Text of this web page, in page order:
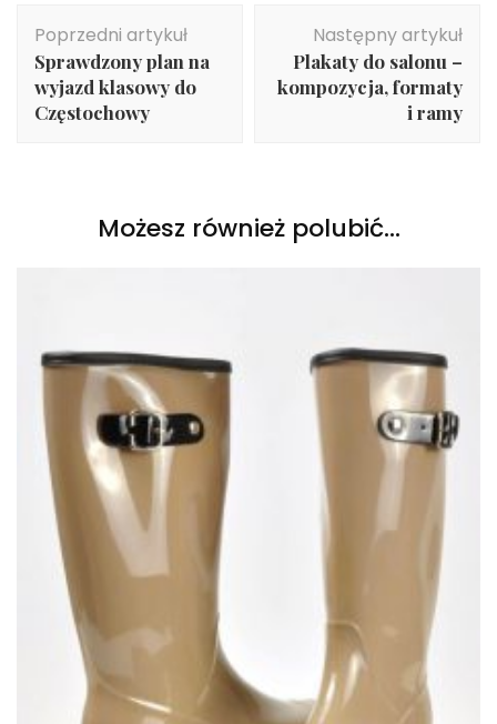
wpisu
Poprzedni artykuł
Sprawdzony plan na
wyjazd klasowy do
Częstochowy
Następny artykuł
Plakaty do salonu –
kompozycja, formaty
i ramy
Możesz również polubić…